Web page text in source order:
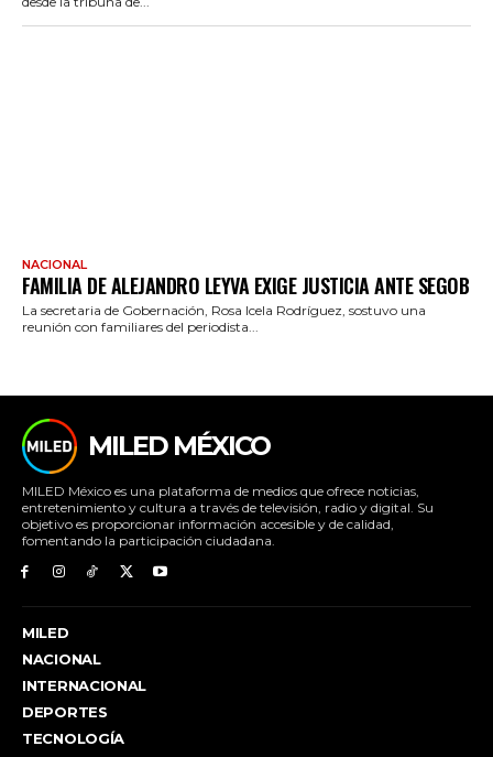
NACIONAL
FAMILIA DE ALEJANDRO LEYVA EXIGE JUSTICIA ANTE SEGOB
La secretaria de Gobernación, Rosa Icela Rodríguez, sostuvo una
reunión con familiares del periodista...
MILED MÉXICO
MILED México es una plataforma de medios que ofrece noticias,
entretenimiento y cultura a través de televisión, radio y digital. Su
objetivo es proporcionar información accesible y de calidad,
fomentando la participación ciudadana.
MILED
NACIONAL
INTERNACIONAL
DEPORTES
TECNOLOGÍA